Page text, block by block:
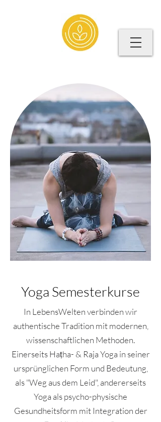
Yoga Semesterkurse
In LebensWelten verbinden wir
authentische Tradition mit modernen,
wissenschaftlichen Methoden.
Einerseits Haṭha- & Raja Yoga in seiner
ursprünglichen Form und Bedeutung,
als "Weg aus dem Leid", andererseits
Yoga als psycho-physische
Gesundheitsform mit Integration der